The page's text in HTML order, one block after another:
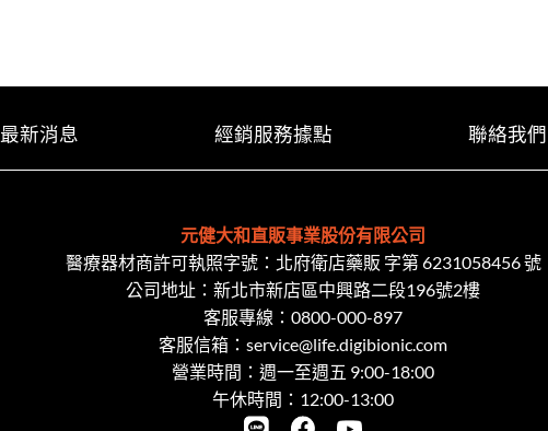
最新消息 經銷服務據點 聯絡我們
元健大和直販事業股份有限公司
醫療器材商許可執照字號：北府衛店藥販 字第 6231058456 號
公司地址：新北市新店區中興路二段​196號2樓
客服專線： 0800-000-897
客服信箱： service@life.digibionic.com
營業時間：週一至週五 9:00-18:00
午休時間：12:00-13:00